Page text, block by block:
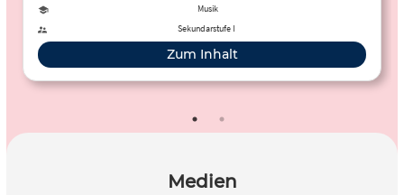
3/4 und 6/8 Takt.
Musik
Sekundarstufe I
Zum Inhalt
Medien